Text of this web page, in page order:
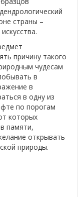
страны –
причину такого
чудесам
в
в
в одну из
по порогам
которых
памяти,
открывать
природы.